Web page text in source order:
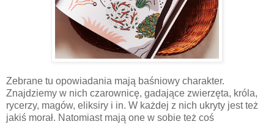
Zebrane tu opowiadania mają baśniowy charakter.
Znajdziemy w nich czarownicę, gadające zwierzęta, króla,
rycerzy, magów, eliksiry i in. W każdej z nich ukryty jest też
jakiś morał. Natomiast mają one w sobie też coś